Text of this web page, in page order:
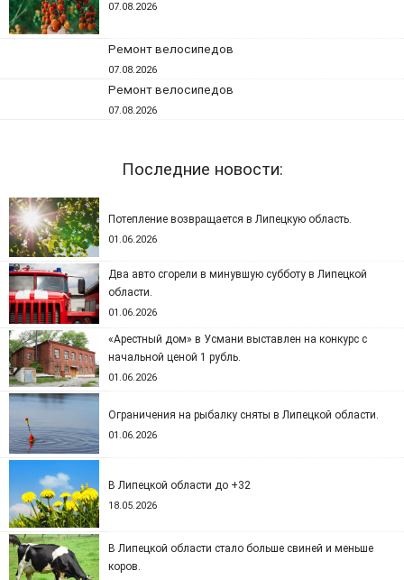
07.08.2026
Ремонт велосипедов
07.08.2026
Ремонт велосипедов
07.08.2026
Последние новости:
Потепление возвращается в Липецкую область.
01.06.2026
Два авто сгорели в минувшую субботу в Липецкой
области.
01.06.2026
«Арестный дом» в Усмани выставлен на конкурс с
начальной ценой 1 рубль.
01.06.2026
Ограничения на рыбалку сняты в Липецкой области.
01.06.2026
В Липецкой области до +32
18.05.2026
В Липецкой области стало больше свиней и меньше
коров.